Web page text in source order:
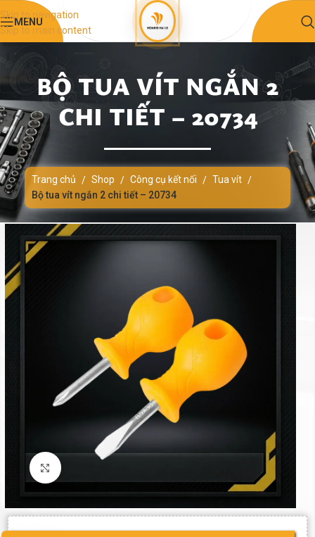
Skip to navigation
Skip to main content
MENU
BỘ TUA VÍT NGẮN 2
CHI TIẾT – 20734
Trang chủ / Shop / Công cụ kết nối / Tua vít /
Bộ tua vít ngắn 2 chi tiết – 20734
Click to enlarge